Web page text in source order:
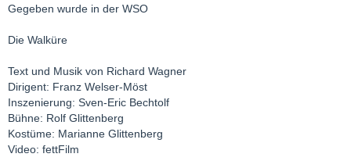
Gegeben wurde in der WSO
Die Walküre
Text und Musik von Richard Wagner
Dirigent: Franz Welser-Möst
Inszenierung: Sven-Eric Bechtolf
Bühne: Rolf Glittenberg
Kostüme: Marianne Glittenberg
Video: fettFilm